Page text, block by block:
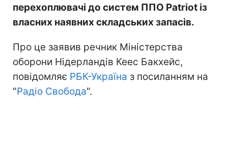
перехоплювачі до систем ППО Patriot із
власних наявних складських запасів.
Про це заявив речник Міністерства
оборони Нідерландів Кеес Бакхейс,
повідомляє РБК-Україна з посиланням на
"Радіо Свобода".